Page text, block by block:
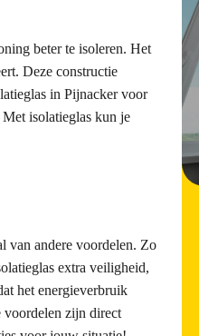
beter te isoleren. Het
Deze constructie
in Pijnacker voor
isolatieglas kun je
van andere voordelen. Zo
extra veiligheid,
het energieverbruik
voordelen zijn direct